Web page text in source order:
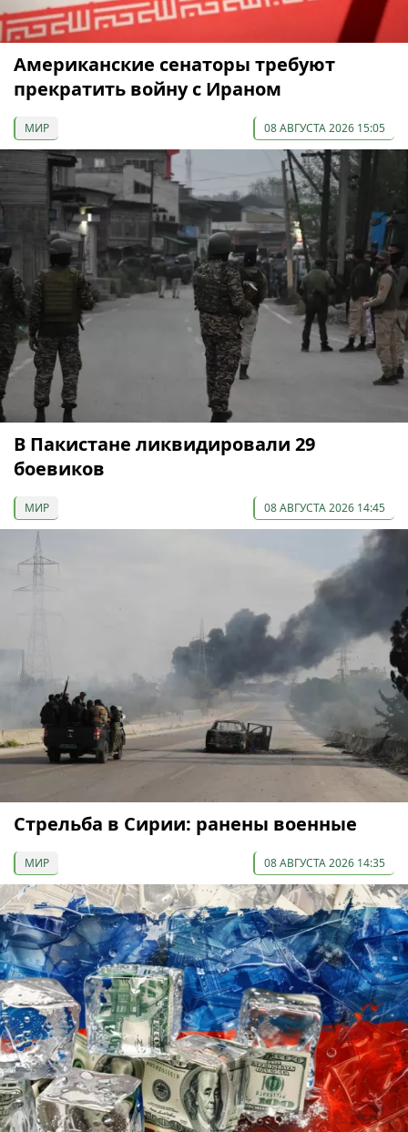
Американские сенаторы требуют
прекратить войну с Ираном
МИР 08 АВГУСТА 2026 15:05
В Пакистане ликвидировали 29
боевиков
МИР 08 АВГУСТА 2026 14:45
Стрельба в Сирии: ранены военные
МИР 08 АВГУСТА 2026 14:35